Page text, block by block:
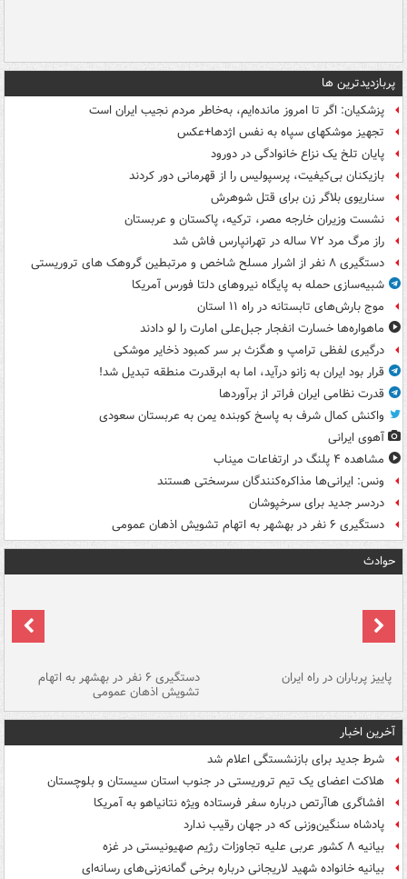
پربازدیدترین ها
پزشکیان: اگر تا امروز مانده‌ایم، به‌خاطر مردم نجیب ایران است
تجهیز موشکهای سپاه به نفس اژدها+عکس
پایان تلخ یک نزاع خانوادگی در دورود
بازیکنان بی‌کیفیت، پرسپولیس را از قهرمانی دور کردند
سناریوی بلاگر زن برای قتل شوهرش
نشست وزیران خارجه مصر، ترکیه، پاکستان و عربستان
راز مرگ مرد ۷۲ ساله در تهرانپارس فاش شد
دستگیری ۸ نفر از اشرار مسلح شاخص و مرتبطین گروهک های تروریستی
شبیه‌سازی حمله به پایگاه نیروهای دلتا فورس آمریکا
موج بارش‌های تابستانه در راه ۱۱ استان
ماهواره‌ها خسارت انفجار جبل‌علی امارت را لو دادند
درگیری لفظی ترامپ و هگزث بر سر کمبود ذخایر موشکی
قرار بود ایران به زانو درآید، اما به ابرقدرت منطقه تبدیل شد!
قدرت نظامی ایران فراتر از برآوردها
واکنش کمال شرف به پاسخ کوبنده یمن به عربستان سعودی
آهوی ایرانی
مشاهده ۴ پلنگ در ارتفاعات میناب
ونس: ایرانی‌ها مذاکره‌کنندگان سرسختی هستند
دردسر جدید برای سرخپوشان
دستگیری ۶ نفر در بهشهر به اتهام تشویش اذهان عمومی
حوادث
پاییز پرباران در راه ایران دستگیری ۶ نفر در بهشهر به اتهام
تشویش اذهان عمومی
آخرین اخبار
شرط جدید برای بازنشستگی اعلام شد
هلاکت اعضای یک تیم تروریستی در جنوب استان سیستان و بلوچستان
افشاگری هاآرتص درباره سفر فرستاده ویژه نتانیاهو به آمریکا
پادشاه سنگین‌وزنی که در جهان رقیب ندارد
بیانیه ۸ کشور عربی علیه تجاوزات رژیم صهیونیستی در غزه
بیانیه خانواده شهید لاریجانی درباره برخی گمانه‌زنی‌های رسانه‌ای